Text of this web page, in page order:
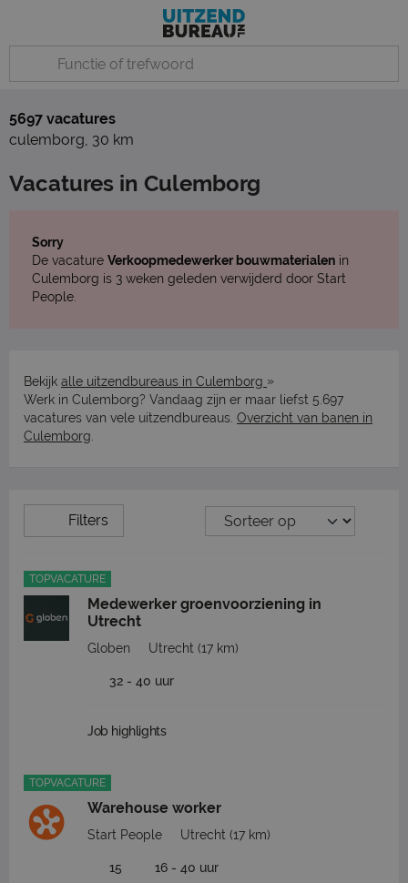
5697 vacatures
culemborg, 30 km
Vacatures in Culemborg
Sorry
De vacature Verkoopmedewerker bouwmaterialen in
Culemborg is 3 weken geleden verwijderd door Start
People.
Bekijk alle uitzendbureaus in Culemborg »
Werk in Culemborg? Vandaag zijn er maar liefst 5.697
vacatures van vele uitzendbureaus. Overzicht van banen in
Culemborg
Filters
TOPVACATURE
Medewerker groenvoorziening in
Utrecht
Globen Utrecht (17 km)
32 - 40 uur
Job highlights
TOPVACATURE
Warehouse worker
Start People Utrecht (17 km)
15 16 - 40 uur